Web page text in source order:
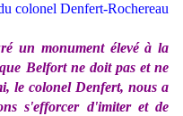
colonel Denfert-Rochereau
un monument élevé à la
Belfort ne doit pas et ne
le colonel Denfert, nous a
s'efforcer d'imiter et de